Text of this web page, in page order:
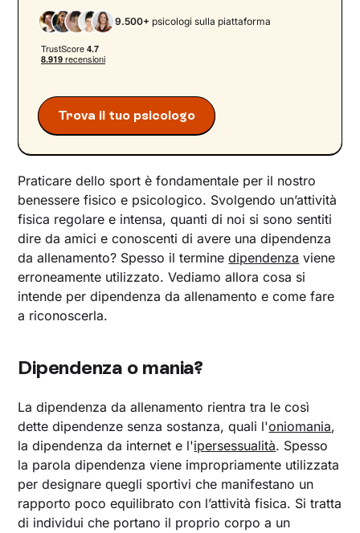
legame?
Dipendenza da allenamento: cosa fare?
Trova il tuo psicologo
9.500+ psicologi sulla piattaforma
Praticare dello sport è fondamentale per il nostro
benessere fisico e psicologico. Svolgendo un’attività
fisica regolare e intensa, quanti di noi si sono sentiti
dire da amici e conoscenti di avere una dipendenza
da allenamento? Spesso il terminedipendenza viene
erroneamente utilizzato. Vediamo allora cosa si
intende per dipendenza da allenamento e come fare
a riconoscerla.
Dipendenza o mania?
La dipendenza da allenamento rientra tra le così
dette dipendenze senza sostanza, quali l'oniomania,
la dipendenza da internet e l'ipersessualità. Spesso
la parola dipendenza viene impropriamente utilizzata
per designare quegli sportivi che manifestano un
rapporto poco equilibrato con l’attività fisica. Si tratta
di individui che portano il proprio corpo a un